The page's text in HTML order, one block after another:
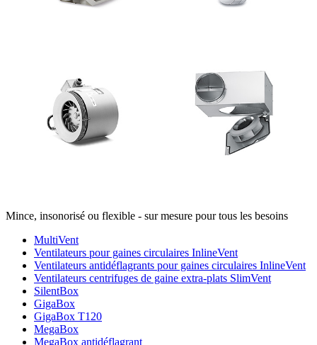
Mince, insonorisé ou flexible - sur mesure pour tous les besoins
MultiVent
Ventilateurs pour gaines circulaires InlineVent
Ventilateurs antidéflagrants pour gaines circulaires InlineVent
Ventilateurs centrifuges de gaine extra-plats SlimVent
SilentBox
GigaBox
GigaBox T120
MegaBox
MegaBox antidéflagrant